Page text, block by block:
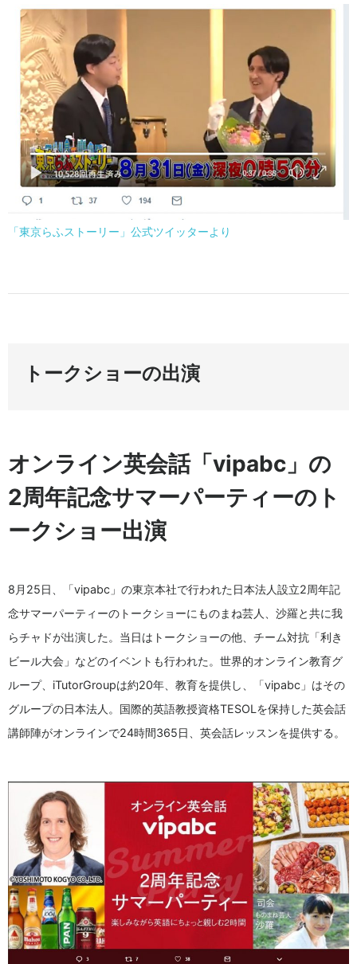
「東京らふストーリー」公式ツイッターより
トークショーの出演
オンライン英会話「vipabc」の
2周年記念サマーパーティーのト
ークショー出演
8月25日、「vipabc」の東京本社で行われた日本法人設立2周年記
念サマーパーティーのトークショーにものまね芸人、沙羅と共に我
らチャドが出演した。当日はトークショーの他、チーム対抗「利き
ビール大会」などのイベントも行われた。世界的オンライン教育グ
ループ、iTutorGroupは約20年、教育を提供し、「vipabc」はその
グループの日本法人。国際的英語教授資格TESOLを保持した英会話
講師陣がオンラインで24時間365日、英会話レッスンを提供する。